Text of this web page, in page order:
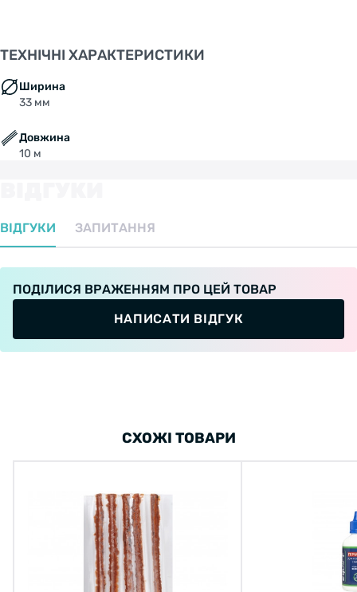
ТЕХНІЧНІ ХАРАКТЕРИСТИКИ
Ширина
33 мм
Довжина
10 м
ВІДГУКИ ЗАПИТАННЯ
ПОДІЛИСЯ ВРАЖЕННЯМ ПРО ЦЕЙ ТОВАР
НАПИСАТИ ВІДГУК
СХОЖІ ТОВАРИ